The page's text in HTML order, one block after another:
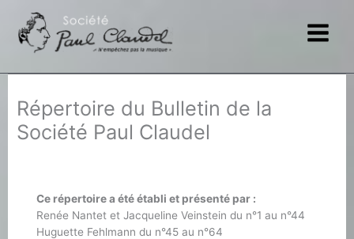
contenu
Répertoire du Bulletin de la
Société Paul Claudel
Ce répertoire a été établi et présenté par :
Renée Nantet et Jacqueline Veinstein du n°1 au n°44
Huguette Fehlmann du n°45 au n°64